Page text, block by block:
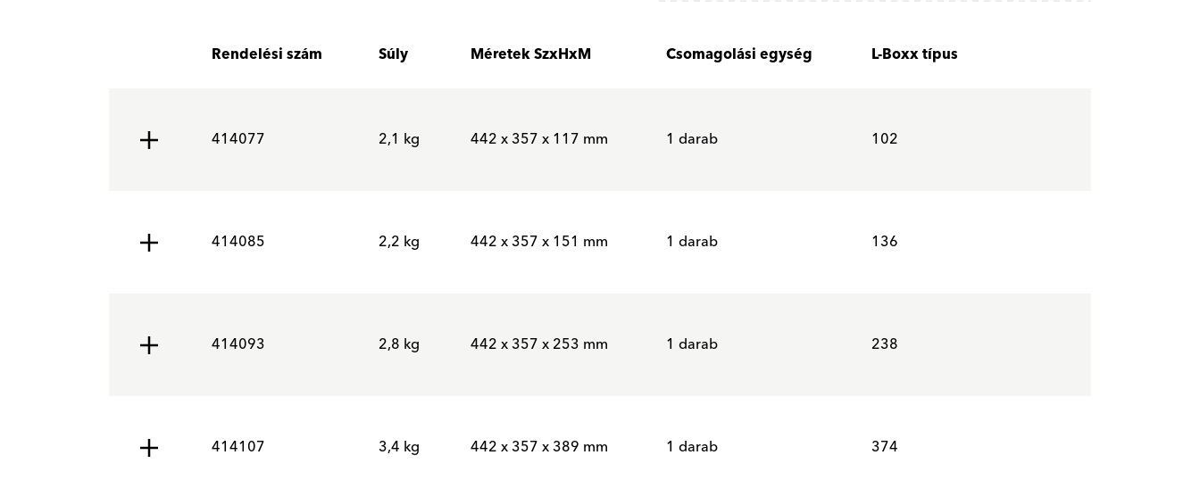
Rendelési szám Súly Méretek SzxHxM Csomagolási egység L-Boxx típus
414077 2,1 kg 442 x 357 x 117 mm 1 darab 102
414085 2,2 kg 442 x 357 x 151 mm 1 darab 136
414093 2,8 kg 442 x 357 x 253 mm 1 darab 238
414107 3,4 kg 442 x 357 x 389 mm 1 darab 374